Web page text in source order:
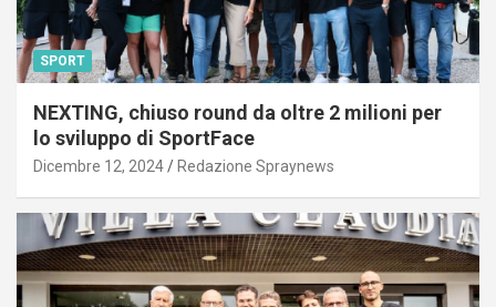
SPORT
NEXTING, chiuso round da oltre 2 milioni per
lo sviluppo di SportFace
Dicembre 12, 2024 Redazione Spraynews